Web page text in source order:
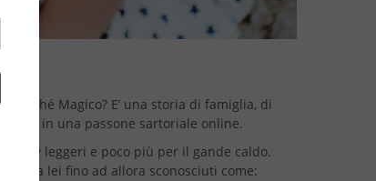
perché Magico? E’ una storia di famiglia, di
in una passone sartoriale online.
body leggeri e poco più per il gande caldo.
a lei fino ad allora sconosciuti come: